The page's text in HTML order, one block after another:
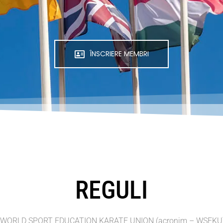
ÎNSCRIERE MEMBRI
REGULI
SPORT EDUCATION KARATE UNION (acronim –